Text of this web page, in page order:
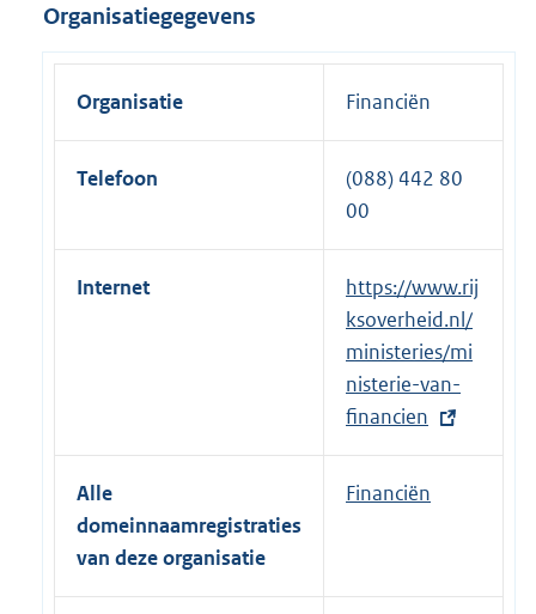
Organisatiegegevens
Organisatie Financiën
Telefoon
(088) 442 80
00
Internet
E
x
t
e
r
n
e
https://www.rij
ksoverheid.nl/
ministeries/mi
nisterie-van-
financien
Alle
domeinnaamregistraties
van deze organisatie
Financiën